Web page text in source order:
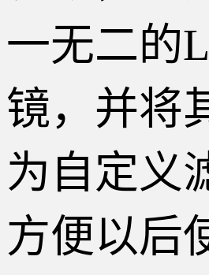
一无二的
镜，并将
为自定义
方便以后